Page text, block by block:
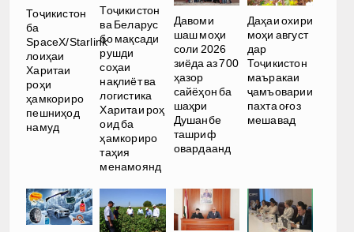
Тоҷикистон
ба
SpaceX/Starlink
лоиҳаи
Харитаи
роҳи
ҳамкориро
пешниҳод
намуд
Тоҷикистон
ва Беларус
бо мақсади
рушди
соҳаи
нақлиёт ва
логистика
Харитаи роҳ
оид ба
ҳамкориро
таҳия
менамоянд
Давоми
шаш моҳи
соли 2026
зиёда аз 700
ҳазор
сайёҳон ба
шаҳри
Душанбе
ташриф
овардаанд
Даҳаи охири
моҳи август
дар
Тоҷикистон
маъракаи
ҷамъоварии
пахта оғоз
мешавад